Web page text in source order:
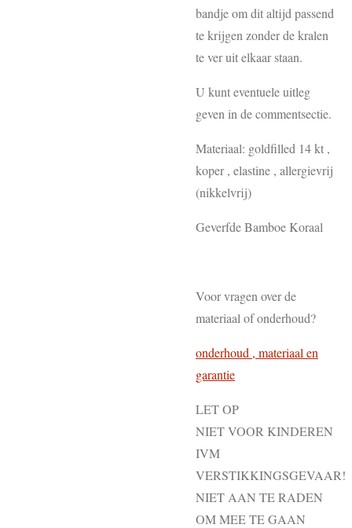
bandje om dit altijd passend
te krijgen zonder de kralen
te ver uit elkaar staan.
U kunt eventuele uitleg
geven in de commentsectie.
Materiaal: goldfilled 14 kt ,
koper , elastine , allergievrij
(nikkelvrij)
Geverfde Bamboe Koraal
Voor vragen over de
materiaal of onderhoud?
onderhoud , materiaal en
garantie
LET OP
NIET VOOR KINDEREN
IVM
VERSTIKKINGSGEVAAR!
NIET AAN TE RADEN
OM MEE TE GAAN